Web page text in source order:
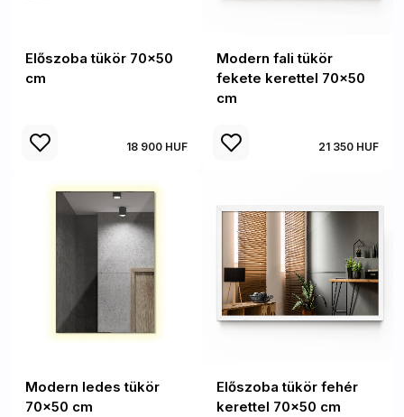
Előszoba tükör 70x50
cm
18 900 HUF
Modern fali tükör
fekete kerettel 70x50
cm
21 350 HUF
Modern ledes tükör
70x50 cm
Előszoba tükör fehér
kerettel 70x50 cm